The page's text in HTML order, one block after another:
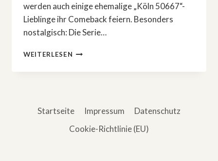
werden auch einige ehemalige „Köln 50667“-
Lieblinge ihr Comeback feiern. Besonders
nostalgisch: Die Serie…
WEITERLESEN »KÖLN
GEHT
Startseite Impressum
Datenschutz
Cookie-Richtlinie (EU)